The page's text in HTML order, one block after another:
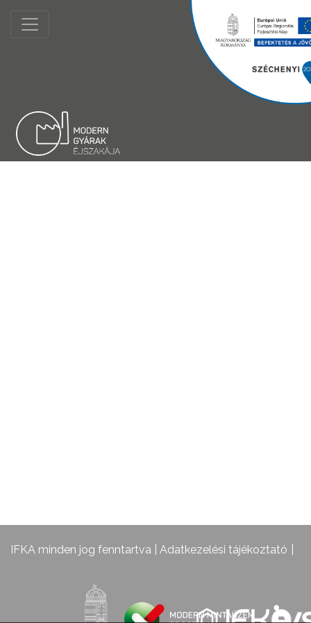
IFKA minden jog fenntartva | Adatkezelési tájékoztató